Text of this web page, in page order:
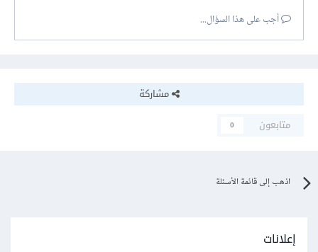
أجب على هذا السؤال...
مشاركة
متابعون
0
اذهب إلى قائمة الأسئلة
إعلانات